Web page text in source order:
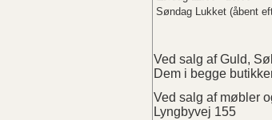
Søndag Lukket (åbent
Ved salg af Guld,
Dem i begge
Ved salg af møbler
Lyngbyvej 155